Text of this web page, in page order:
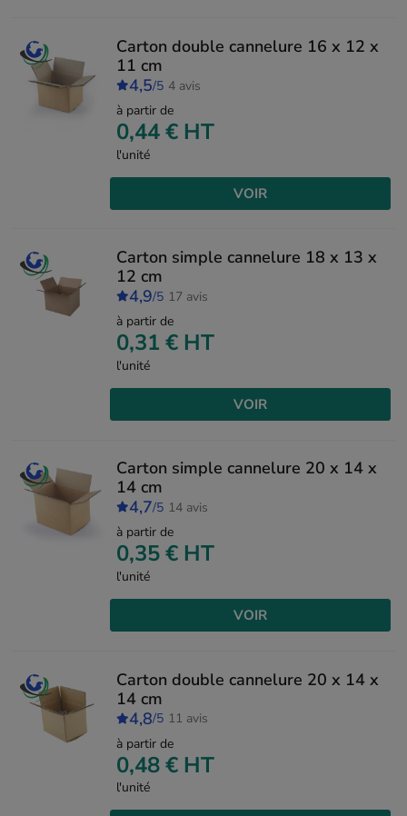
Carton double cannelure 16 x 12 x
11 cm
4,5/5 4 avis
à partir de
0,44 € HT
l'unité
VOIR
Carton simple cannelure 18 x 13 x
12 cm
4,9/5 17 avis
à partir de
0,31 € HT
l'unité
VOIR
Carton simple cannelure 20 x 14 x
14 cm
4,7/5 14 avis
à partir de
0,35 € HT
l'unité
VOIR
Carton double cannelure 20 x 14 x
14 cm
4,8/5 11 avis
à partir de
0,48 € HT
l'unité